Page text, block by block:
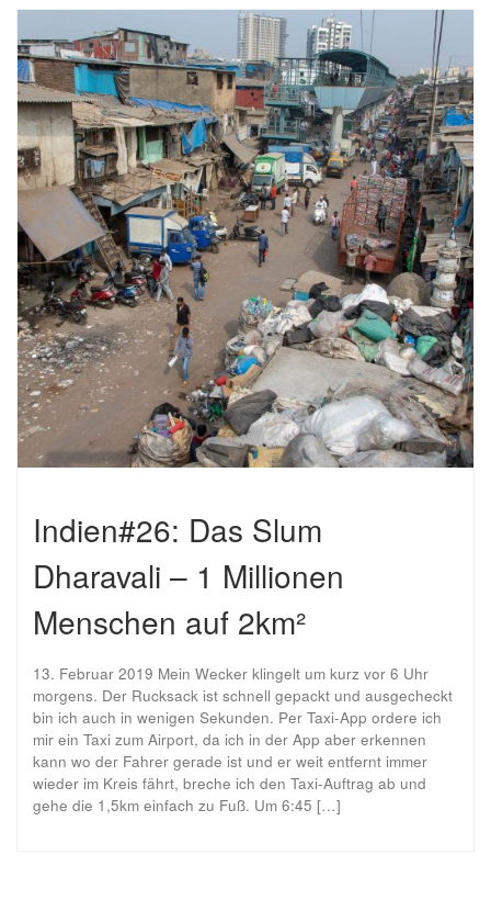
Indien#26: Das Slum
Dharavali – 1 Millionen
Menschen auf 2km²
13. Februar 2019 Mein Wecker klingelt um kurz vor 6 Uhr
morgens. Der Rucksack ist schnell gepackt und ausgecheckt
bin ich auch in wenigen Sekunden. Per Taxi-App ordere ich
mir ein Taxi zum Airport, da ich in der App aber erkennen
kann wo der Fahrer gerade ist und er weit entfernt immer
wieder im Kreis fährt, breche ich den Taxi-Auftrag ab und
gehe die 1,5km einfach zu Fuß. Um 6:45 […]